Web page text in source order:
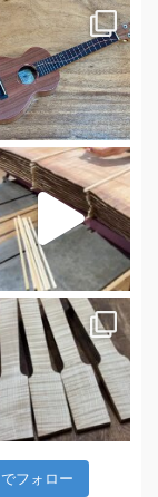
フォロー